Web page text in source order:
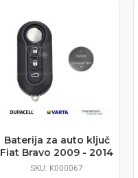
SKU: K000067
Baterija za auto ključ
Fiat Bravo 2009 - 2014